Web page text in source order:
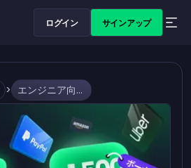
ログイン サインアップ
> エンジニア向けの最高の副業7選（学生・社会人対応）